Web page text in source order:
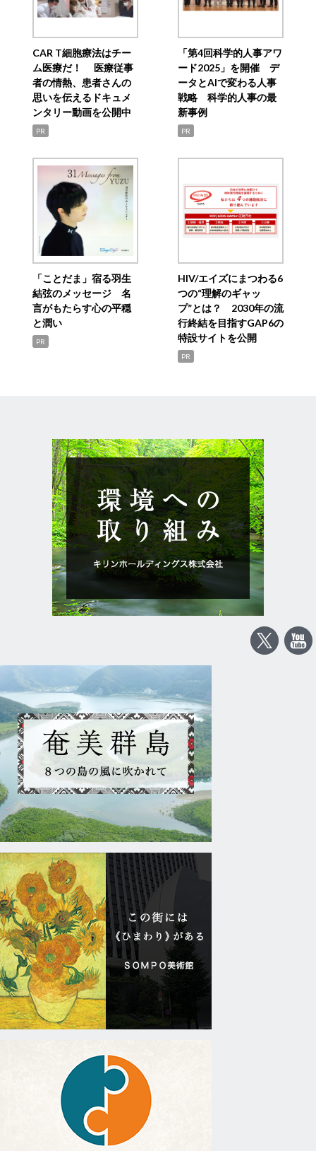
CAR T細胞療法はチー
ム医療だ！ 医療従事
者の情熱、患者さんの
思いを伝えるドキュメ
ンタリー動画を公開中
PR
「第4回科学的人事アワ
ード2025」を開催 デ
ータとAIで変わる人事
戦略 科学的人事の最
新事例
PR
「ことだま」宿る羽生
結弦のメッセージ 名
言がもたらす心の平穏
と潤い
PR
HIV/エイズにまつわる6
つの“理解のギャッ
プ”とは？ 2030年の流
行終結を目指すGAP6の
特設サイトを公開
PR